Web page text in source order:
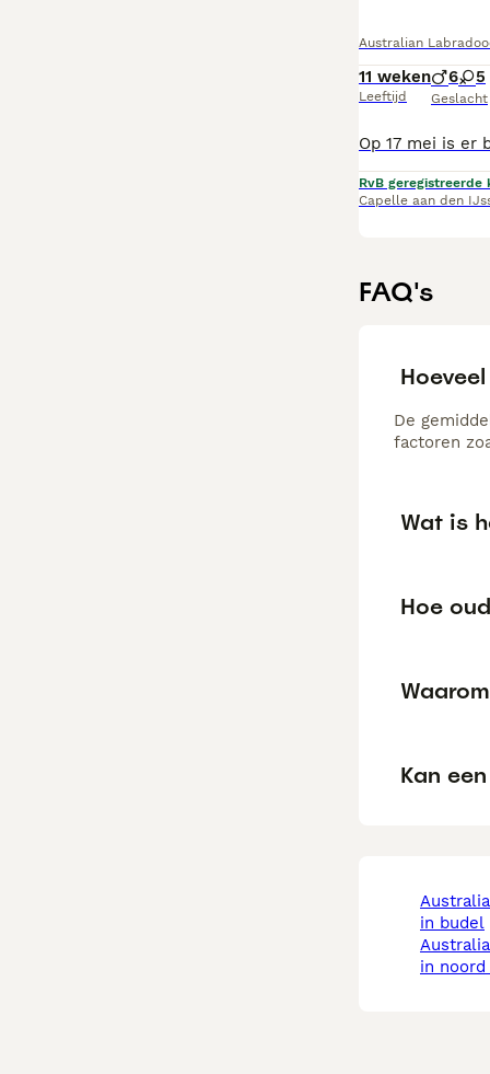
Australian
11 weken
Leeftijd
6 5
Geslacht
RvB geregistreerde
Capelle aan den
FAQ's
De
factoren
Wat is
Hoe
Kan
australian labradoodle
in budel
australian labradoodle
in noord